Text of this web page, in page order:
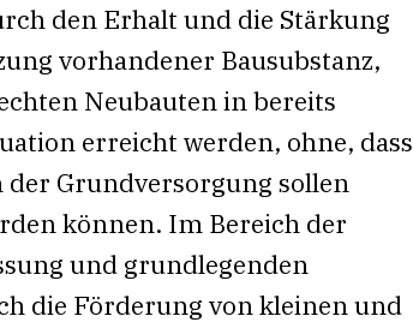
den Erhalt und die Stärkung
vorhandener Bausubstanz,
Neubauten in bereits
erreicht werden, ohne, dass
Grundversorgung sollen
können. Im Bereich der
und grundlegenden
die Förderung von kleinen und